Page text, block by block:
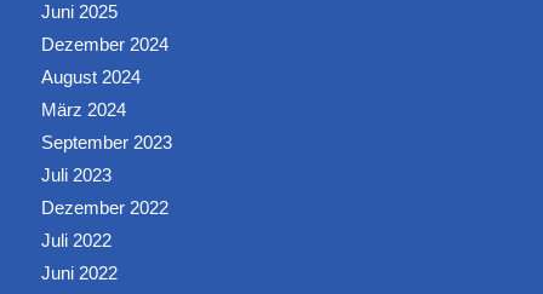
Juni 2025
Dezember 2024
August 2024
März 2024
September 2023
Juli 2023
Dezember 2022
Juli 2022
Juni 2022